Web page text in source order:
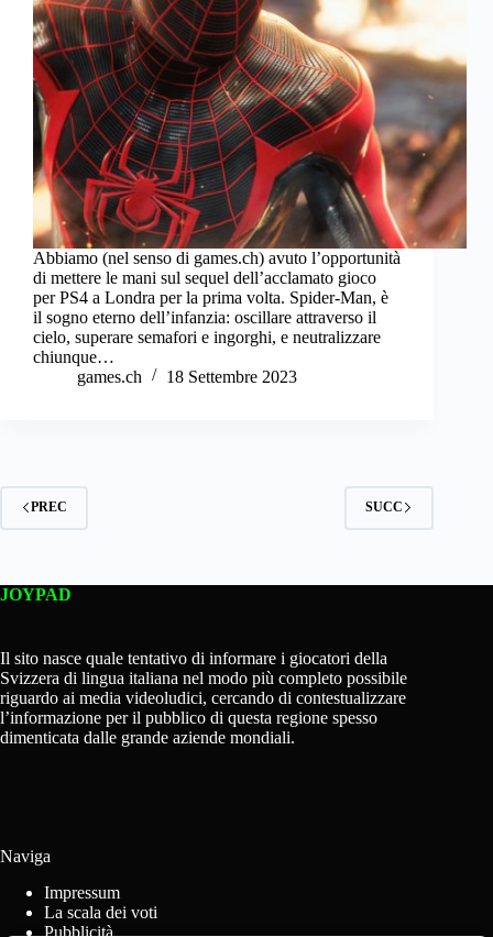
Abbiamo (nel senso di games.ch) avuto l’opportunità
di mettere le mani sul sequel dell’acclamato gioco
per PS4 a Londra per la prima volta. Spider-Man, è
il sogno eterno dell’infanzia: oscillare attraverso il
cielo, superare semafori e ingorghi, e neutralizzare
chiunque…
games.ch
18 Settembre 2023
PREC SUCC
JOYPAD
Il sito nasce quale tentativo di informare i giocatori della
Svizzera di lingua italiana nel modo più completo possibile
riguardo ai media videoludici, cercando di contestualizzare
l’informazione per il pubblico di questa regione spesso
dimenticata dalle grande aziende mondiali.
Naviga
Impressum
La scala dei voti
Pubblicità